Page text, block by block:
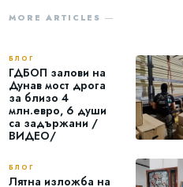
MORE ARTICLES ―
БЛОГ
ГДБОП залови на
Дунав мост дрога
за близо 4
млн.евро, 6 души
са задържани /
ВИДЕО/
БЛОГ
Лятна изложба на